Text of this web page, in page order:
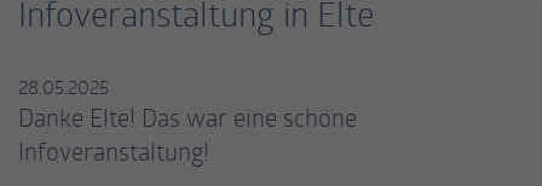
Infoveranstaltung in Elte
28.05.2025
Danke Elte! Das war eine schöne
Infoveranstaltung!
Anbieter
Laufzeit Session
Statistiken
Diese Gruppe beinhaltet alle Skripte für analytisches Tracking